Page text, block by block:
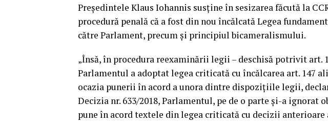
Preşedintele Klaus Iohannis susţine în sesizarea făcută la
procedură penală că a fost din nou încălcată Legea
către Parlament, precum şi principiul bicameralismului.
„Însă, în procedura reexaminării legii – deschisă potrivit art.
Parlamentul a adoptat legea criticată cu încălcarea art. 147
ocazia punerii în acord a unora dintre dispoziţiile legii,
Decizia nr. 633/2018, Parlamentul, pe de o parte şi-a ignorat
pune în acord textele din legea criticată cu decizii